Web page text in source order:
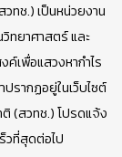
ทช.) เป็นหน่วยงาน
ทยาศาสตร์ และ
ค์เพื่อแสวงหากำไร
รากฏอยู่ในเว็บไซต์
(สวทช.) โปรดแจ้ง
วที่สุดต่อไป